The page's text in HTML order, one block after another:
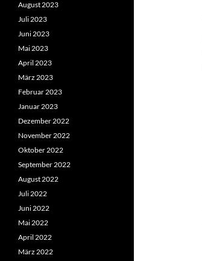
August 2023
Juli 2023
Juni 2023
Mai 2023
April 2023
März 2023
Februar 2023
Januar 2023
Dezember 2022
November 2022
Oktober 2022
September 2022
August 2022
Juli 2022
Juni 2022
Mai 2022
April 2022
März 2022